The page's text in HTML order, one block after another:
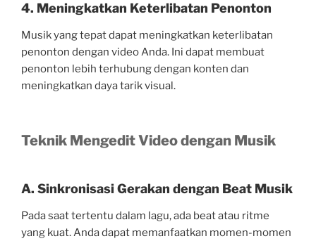
4. Meningkatkan Keterlibatan Penonton
Musik yang tepat dapat meningkatkan keterlibatan
penonton dengan video Anda. Ini dapat membuat
penonton lebih terhubung dengan konten dan
meningkatkan daya tarik visual.
Teknik Mengedit Video dengan Musik
A. Sinkronisasi Gerakan dengan Beat Musik
Pada saat tertentu dalam lagu, ada beat atau ritme
yang kuat. Anda dapat memanfaatkan momen-momen